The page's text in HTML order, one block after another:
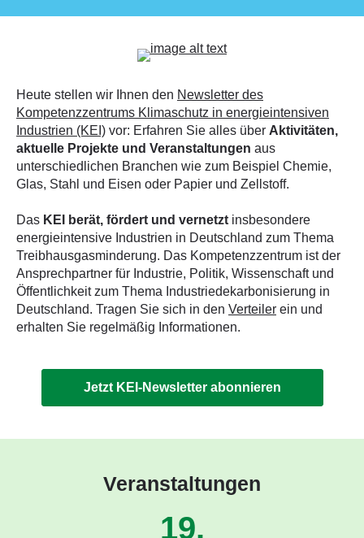
Heute stellen wir Ihnen den Newsletter des
Kompetenzzentrums Klimaschutz in energieintensiven
Industrien (KEI) vor: Erfahren Sie alles über Aktivitäten,
aktuelle Projekte und Veranstaltungen aus
unterschiedlichen Branchen wie zum Beispiel Chemie,
Glas, Stahl und Eisen oder Papier und Zellstoff.
Das KEI berät, fördert und vernetzt insbesondere
energieintensive Industrien in Deutschland zum Thema
Treibhausgasminderung. Das Kompetenzzentrum ist der
Ansprechpartner für Industrie, Politik, Wissenschaft und
Öffentlichkeit zum Thema Industriedekarbonisierung in
Deutschland. Tragen Sie sich in den Verteiler ein und
erhalten Sie regelmäßig Informationen.
Jetzt KEI-Newsletter abonnieren
Veranstaltungen
19.